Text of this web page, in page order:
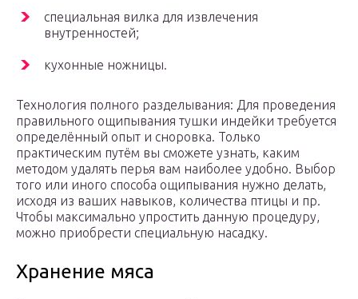
специальная вилка для извлечения
внутренностей;
кухонные ножницы.
Технология полного разделывания: Для проведения
правильного ощипывания тушки индейки требуется
определённый опыт и сноровка. Только
практическим путём вы сможете узнать, каким
методом удалять перья вам наиболее удобно. Выбор
того или иного способа ощипывания нужно делать,
исходя из ваших навыков, количества птицы и пр.
Чтобы максимально упростить данную процедуру,
можно приобрести специальную насадку.
Хранение мяса